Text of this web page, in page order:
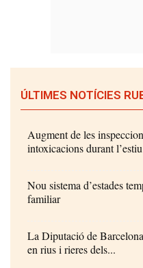
ÚLTIMES NOTÍCIES
Augment de les
intoxicacions durant l’estiu
Nou sistema d’estades
familiar
La Diputació de
en rius i rieres dels...